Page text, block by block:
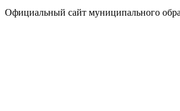
Официальный сайт муниципального